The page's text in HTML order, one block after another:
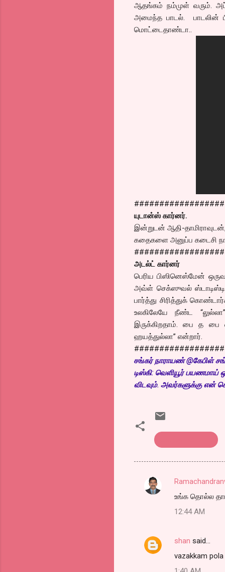
ஆதங்கம் நம்முள் வரும்.
அமைந்த பாடல். பாடலின்
மொட்டைதாண்டா..
யுடான்ஸ் கார்னர்.
இன்றுடன் ஆதி-
கதைகளை அனுப்ப கடைசி
அடல்ட் கார்னர்
பெரிய பிஸினெஸ்மேன்
அவ்ள் செக்ஸுவல்
பார்த்து சிரித்துக்
உலகிலேயே நீண்ட
இருக்கிறதாம். பை த பை
ஹயத்துல்லா” என்றார்.
சங்கர் நாராயண் @கேபிள்
டிஸ்கி: வெளியூர் பயணமாய்
விடவும். அவர்களுக்கு என்
C
e
உங்க தொல்ல
12:44 AM
shan said…
vazakkam